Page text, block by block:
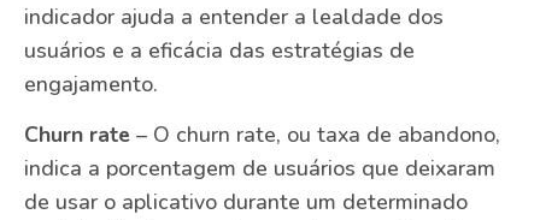
indicador ajuda a entender a lealdade dos
usuários e a eficácia das estratégias de
engajamento.
Churn rate – O churn rate, ou taxa de abandono,
indica a porcentagem de usuários que deixaram
de usar o aplicativo durante um determinado